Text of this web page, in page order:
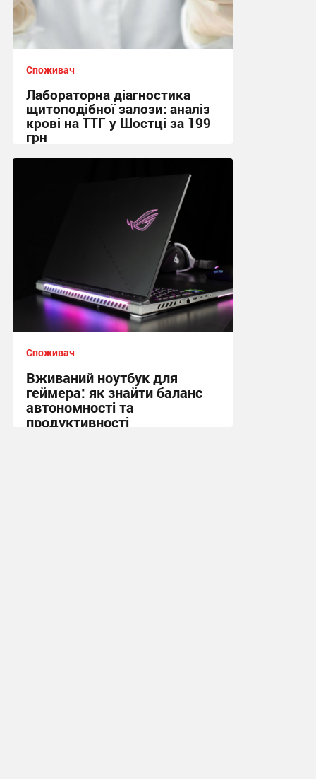
Споживач
Лабораторна діагностика
щитоподібної залози: аналіз
крові на ТТГ у Шостці за 199
грн
Споживач
Вживаний ноутбук для
геймера: як знайти баланс
автономності та
продуктивності